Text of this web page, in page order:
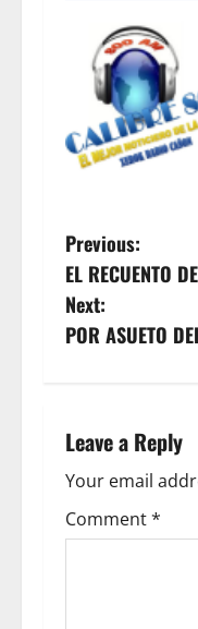
P
o
s
n
a
v
Previous:
EL RECUENTO
Next:
POR ASUETO
Leave a Reply
Your email
Comment*